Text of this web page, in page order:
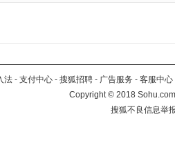
法 - 支付中心 - 搜狐招聘 - 广告服务 - 客服中心
Copyright©2018
搜狐不良信息举